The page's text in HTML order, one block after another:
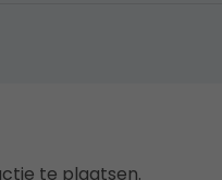
te plaatsen.